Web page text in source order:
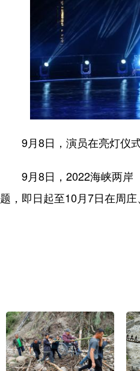
9月8日，演员在亮灯仪式
9月8日，2022海峡两岸（
题，即日起至10月7日在周